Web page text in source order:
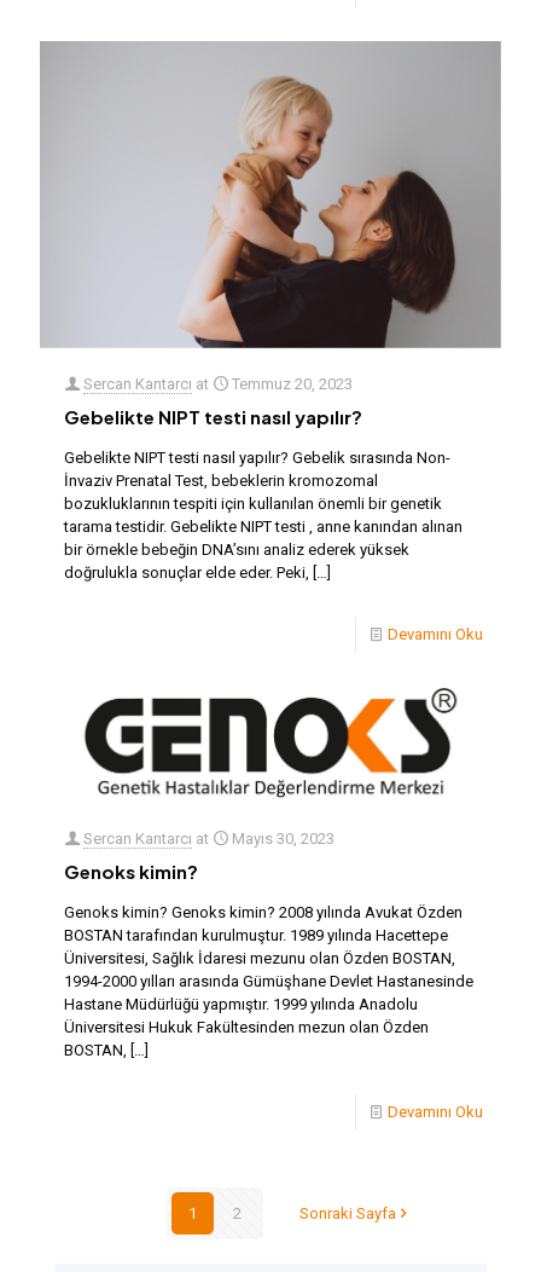
Sercan Kantarcı at Temmuz 20, 2023
Gebelikte NIPT testi nasıl yapılır?
Gebelikte NIPT testi nasıl yapılır? Gebelik sırasında Non-
İnvaziv Prenatal Test, bebeklerin kromozomal
bozukluklarının tespiti için kullanılan önemli bir genetik
tarama testidir. Gebelikte NIPT testi , anne kanından alınan
bir örnekle bebeğin DNA’sını analiz ederek yüksek
doğrulukla sonuçlar elde eder. Peki, […]
Devamını Oku
Sercan Kantarcı at Mayıs 30, 2023
Genoks kimin?
Genoks kimin? Genoks kimin? 2008 yılında Avukat Özden
BOSTAN tarafından kurulmuştur. 1989 yılında Hacettepe
Üniversitesi, Sağlık İdaresi mezunu olan Özden BOSTAN,
1994-2000 yılları arasında Gümüşhane Devlet Hastanesinde
Hastane Müdürlüğü yapmıştır. 1999 yılında Anadolu
Üniversitesi Hukuk Fakültesinden mezun olan Özden
BOSTAN, […]
Devamını Oku
1 2 Sonraki Sayfa